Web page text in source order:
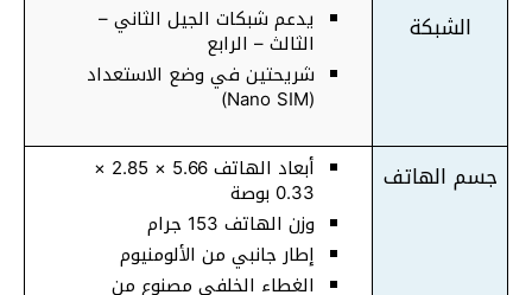
الشبكة يدعم شبكات الجيل الثاني –
الثالث – الرابع
شريحتين في وضع الاستعداد
(Nano SIM)
جسم الهاتف أبعاد الهاتف 5.66 × 2.85 ×
0.33 بوصة
وزن الهاتف 153 جرام
إطار جانبي من الألومنيوم
الغطاء الخلفي مصنوع من